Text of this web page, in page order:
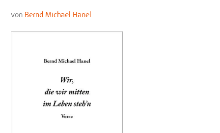
von Bernd Michael Hanel